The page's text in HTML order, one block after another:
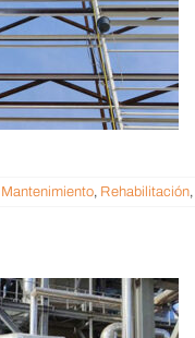
Mantenimiento, Rehabilitación,